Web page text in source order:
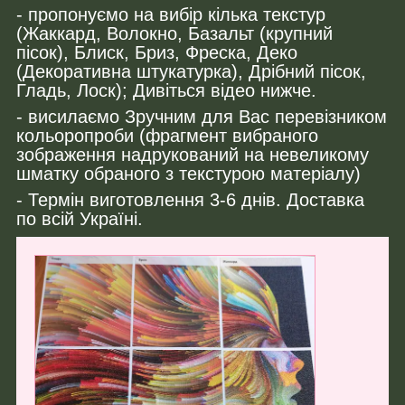
- пропонуємо на вибір кілька текстур
(Жаккард, Волокно, Базальт (крупний
пісок), Блиск, Бриз, Фреска, Деко
(Декоративна штукатурка), Дрібний пісок,
Гладь, Лоск); Дивіться відео нижче.
- висилаємо Зручним для Вас перевізником
кольоропроби (фрагмент вибраного
зображення надрукований на невеликому
шматку обраного з текстурою матеріалу)
- Термін виготовлення 3-6 днів. Доставка
по всій Україні.